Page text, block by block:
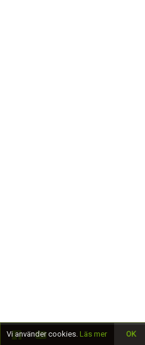
Vi använder cookies. Läs mer OK